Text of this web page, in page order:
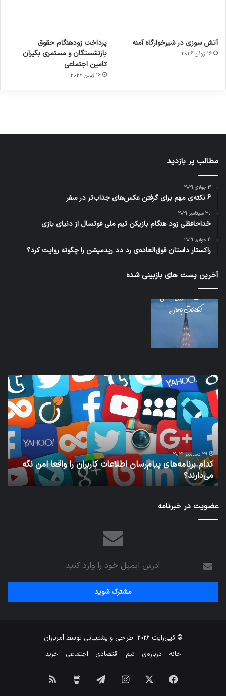
آتش سوزی در شیرخوارگاه آمنه
16 ژوئن 2026
پرداخت زودهنگام حقوق
بازنشستگان و مستمری بگیران
تامین اجتماعی
16 ژوئن 2026
برای
کشف
توسط
مجازی
…
ساعت
هوشمند
با طعم
توسط
ژاکت
در
های
2023
توسط
مطالب پر بازدید
3 جولای 2021
6 نکته‌ی مهم برای گرفتن عکس‌های جذاب‌تر در سفر
30 سپتامبر 2021
خداحافظی زود هنگام بازیکن تیم ملی فوتسال از دنیای بازی
11 جولای 2021
راکستار داستان فوق‌العاده‌ی رد دد ریدمپشن را چگونه روایت کرد؟
آخرین پست های بازبینی شده
کدام
برنامه‌های
پیام‌رسان
اطلاعات
کاربران
را
واقعا
امن
نگه
می‌دارند؟
29 دسامبر 2021
کدام برنامه‌های پیام‌رسان اطلاعات کاربران را واقعا امن نگه
می‌دارند؟
اپل
عضویت در خبرنامه
آدرس
ایمیل
خود
وارد
© کپی‌رایت 2026 طراحی و پشتیبانی توسطآمریاران
خانه
درباره‌ی تیم اقتصادی اجتماعی خرید
فیس اینستاگرامتلگرام خوراک